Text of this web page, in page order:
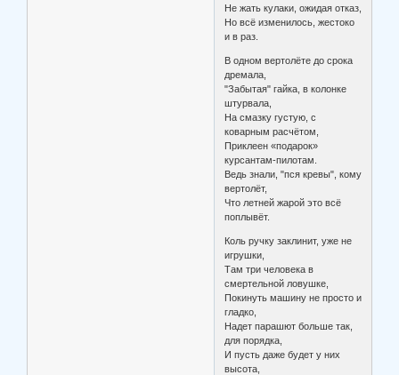
Не жать кулаки, ожидая отказ,
Но всё изменилось, жестоко
и в раз.
В одном вертолёте до срока
дремала,
"Забытая" гайка, в колонке
штурвала,
На смазку густую, с
коварным расчётом,
Приклеен «подарок»
курсантам-пилотам.
Ведь знали, "пся кревы", кому
вертолёт,
Что летней жарой это всё
поплывёт.
Коль ручку заклинит, уже не
игрушки,
Там три человека в
смертельной ловушке,
Покинуть машину не просто и
гладко,
Надет парашют больше так,
для порядка,
И пусть даже будет у них
высота,